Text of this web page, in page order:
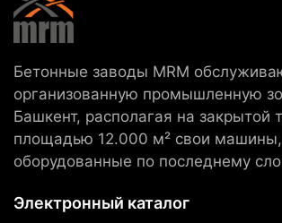
Бетонные заводы MRM
организованную промышленную
Башкент, располагая на закрытой
площадью 12.000 м² свои машины,
оборудованные по последнему
Электронный каталог